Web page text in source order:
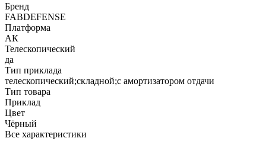
Бренд
FABDEFENSE
Платформа
АК
Телескопический
да
Тип приклада
телескопический;складной;с амортизатором отдачи
Тип товара
Приклад
Цвет
Чёрный
Все характеристики